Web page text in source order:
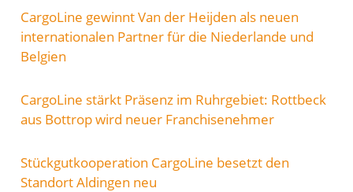
CargoLine gewinnt Van der Heijden als neuen
internationalen Partner für die Niederlande und
Belgien
CargoLine stärkt Präsenz im Ruhrgebiet: Rottbeck
aus Bottrop wird neuer Franchisenehmer
Stückgutkooperation CargoLine besetzt den
Standort Aldingen neu